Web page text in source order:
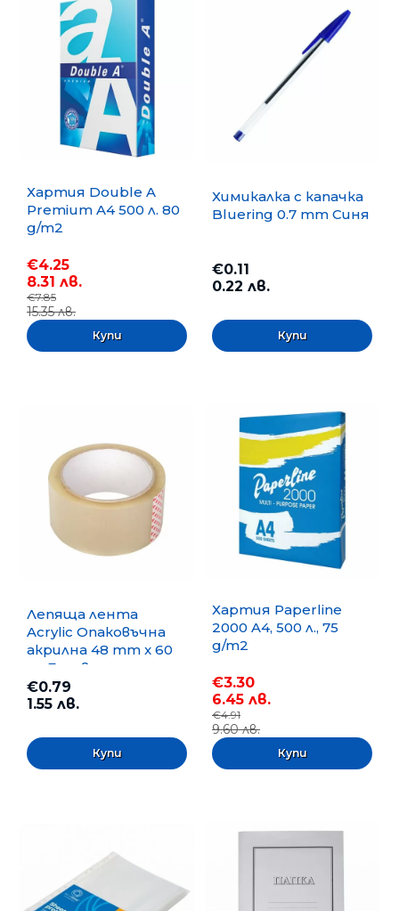
Хартия Double A
Premium A4 500 л. 80
g/m2
€4.25
8.31 лв.
€7.85
15.35 лв.
Химикалка с капачка
Bluering 0.7 mm Синя
€0.11
0.22 лв.
Лепяща лента
Acrylic Опаковъчна
акрилна 48 mm x 60
m, Безцветна
€0.79
1.55 лв.
Хартия Paperline
2000 A4, 500 л., 75
g/m2
€3.30
6.45 лв.
€4.91
9.60 лв.